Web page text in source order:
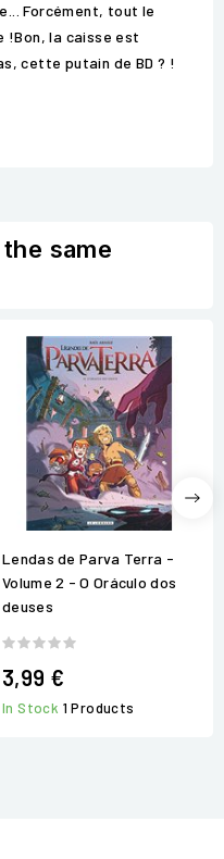
Forcément, tout le
!Bon, la caisse est
cette putain de BD ? !
same
Lendas de Parva Terra -
Volume 2 - O Oráculo dos
deuses
3,99 €
In Stock 1 Products